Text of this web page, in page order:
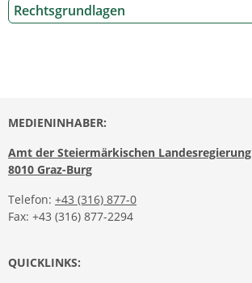
Rechtsgrundlagen
MEDIENINHABER:
Amt der Steiermärkischen Landesregierung
8010 Graz-Burg
Telefon: +43 (316) 877-0
Fax: +43 (316) 877-2294
QUICKLINKS: